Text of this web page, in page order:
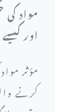
مواد
اور
مؤثر
کرنے